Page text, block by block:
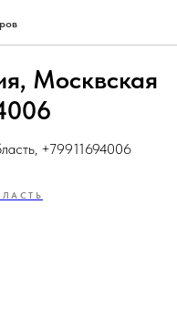
Москвская
+79911694006